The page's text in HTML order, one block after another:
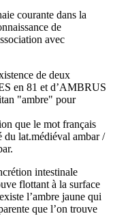
courante dans la
de
avec
de deux
en 81 et d’AMBRUS
"ambre" pour
que le mot français
du lat.médiéval ambar /
intestinale
flottant à la surface
l’ambre jaune qui
que l’on trouve